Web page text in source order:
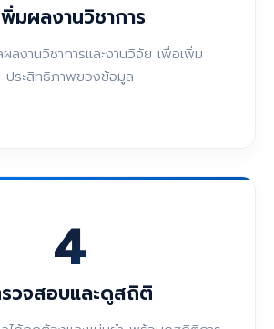
พิ่มผลงานวิชาการ
ลงานวิชาการและงานวิจัย เพื่อเพิ่ม
ประสิทธิภาพของข้อมูล
4
วจสอบและดูสถิติ